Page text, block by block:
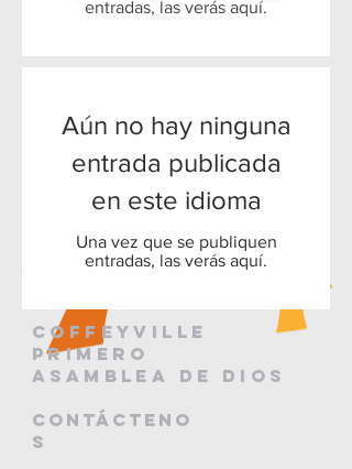
entradas, las verás aquí.
Aún no hay ninguna
entrada publicada
en este idioma
Una vez que se publiquen
entradas, las verás aquí.
Coffeyville
primero
Asamblea de Dios
Contácteno
s